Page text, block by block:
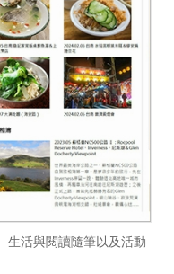
生活與閱讀隨筆以及活動